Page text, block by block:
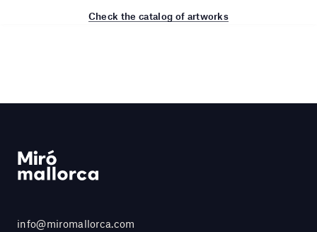
Check the catalog of artworks
info@miromallorca.com